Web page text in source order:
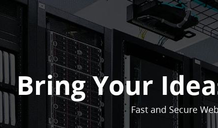
Bring Your
Fast and Secure